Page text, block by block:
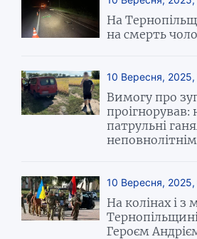
На
на смерть
10 Вересня,
Вимогу про
проігнорував:
патрульні
10 Вересня,
На колінах і
Героєм